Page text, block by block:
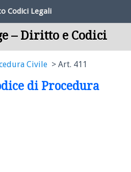
Codici Legali
– Diritto e Codici
Civile Art. 411
di Procedura